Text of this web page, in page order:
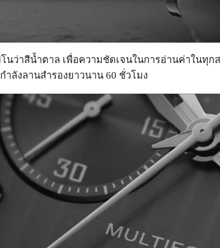
นว่าสีน้ำตาล เพื่อความชัดเจนในการอ่านค่าในทุก
ลังลานสำรองยาวนาน 60 ชั่วโมง